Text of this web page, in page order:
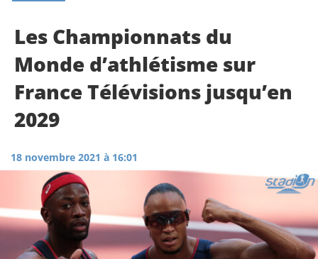
Les Championnats du
Monde d’athlétisme sur
France Télévisions jusqu’en
2029
18 novembre 2021 à 16:01